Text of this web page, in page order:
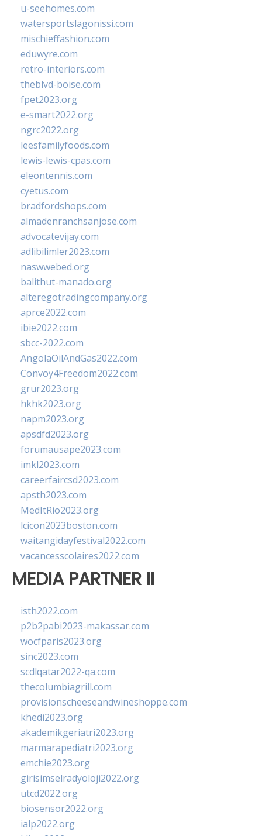
u-seehomes.com
watersportslagonissi.com
mischieffashion.com
eduwyre.com
retro-interiors.com
theblvd-boise.com
fpet2023.org
e-smart2022.org
ngrc2022.org
leesfamilyfoods.com
lewis-lewis-cpas.com
eleontennis.com
cyetus.com
bradfordshops.com
almadenranchsanjose.com
advocatevijay.com
adlibilimler2023.com
naswwebed.org
balithut-manado.org
alteregotradingcompany.org
aprce2022.com
ibie2022.com
sbcc-2022.com
AngolaOilAndGas2022.com
Convoy4Freedom2022.com
grur2023.org
hkhk2023.org
napm2023.org
apsdfd2023.org
forumausape2023.com
imkl2023.com
careerfaircsd2023.com
apsth2023.com
MedItRio2023.org
lcicon2023boston.com
waitangidayfestival2022.com
vacancesscolaires2022.com
MEDIA PARTNER II
isth2022.com
p2b2pabi2023-makassar.com
wocfparis2023.org
sinc2023.com
scdlqatar2022-qa.com
thecolumbiagrill.com
provisionscheeseandwineshoppe.com
khedi2023.org
akademikgeriatri2023.org
marmarapediatri2023.org
emchie2023.org
girisimselradyoloji2022.org
utcd2022.org
biosensor2022.org
ialp2022.org